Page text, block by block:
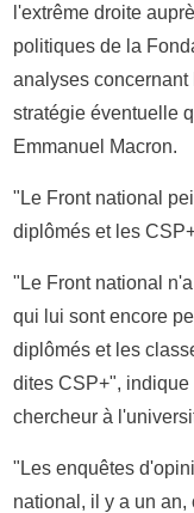
l'extrême droite
politiques de la
analyses concernant
stratégie éventuelle
Emmanuel Macron.
"Le Front national
diplômés et les
"Le Front national
qui lui sont encore
diplômés et les
dites CSP+",
chercheur à
"Les enquêtes
national, il y a un